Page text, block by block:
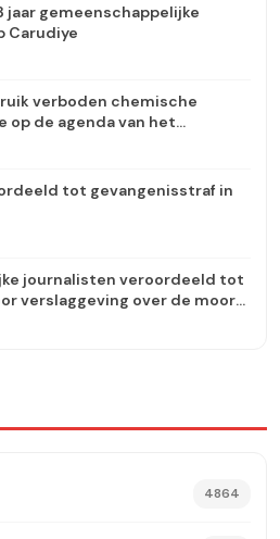
jaar gemeenschappelijke
Carudiye
verboden chemische
op de agenda van het
tot gevangenisstraf in
journalisten veroordeeld tot
verslaggeving over de moord
4864